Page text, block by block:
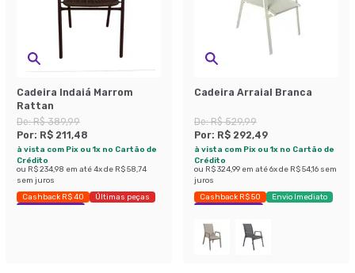
Cadeira Indaiá Marrom
Rattan
De:R$ 389,99
Por: R$ 211,48
à vista com Pix ou 1x no Cartão de
Crédito
ou R$ 234,98 em até4x de R$ 58,74
sem juros
Cashback R$ 40
Últimas peças
Economize 45%
Cadeira Arraial Branca
De:R$ 529,99
Por: R$ 292,49
à vista com Pix ou 1x no Cartão de
Crédito
ou R$ 324,99 em até6x de R$ 54,16 sem
juros
Cashback R$ 50
Envio Imediato
Economize 44%